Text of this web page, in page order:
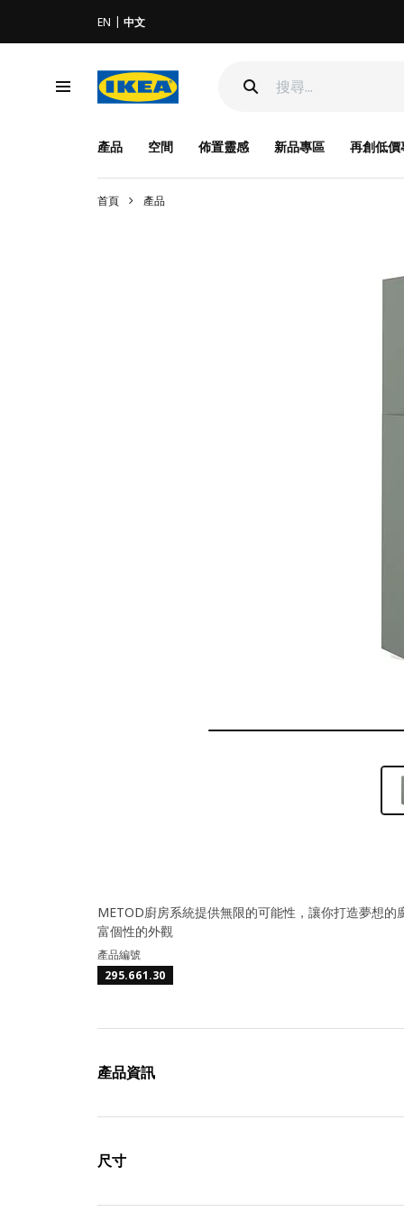
EN 中文
產品 空間 佈置靈感 新品專區 再創低價
首頁 產品
METOD廚房系統提供無限的可能性，讓你打造夢想
富個性的外觀
產品編號
295.661.30
產品資訊
尺寸